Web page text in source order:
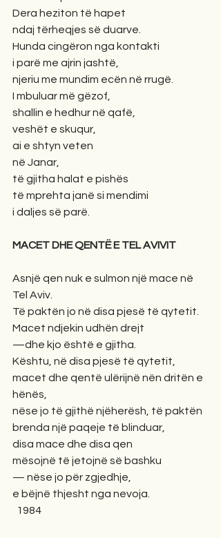
Dera heziton të hapet
ndaj tërheqjes së duarve.
Hunda cingëron nga kontakti
i parë me ajrin jashtë,
njeriu me mundim ecën në rrugë.
I mbuluar më gëzof,
shallin e hedhur në qafë,
veshët e skuqur,
ai e shtyn veten
në Janar,
të gjitha halat e pishës
të mprehta janë si mendimi
i daljes së parë.
MACET DHE QENTË E TEL AVIVIT
Asnjë qen nuk e sulmon një mace në
Tel Aviv.
Të paktën jo në disa pjesë të qytetit.
Macet ndjekin udhën drejt
—dhe kjo është e gjitha.
Kështu, në disa pjesë të qytetit,
macet dhe qentë ulërijnë nën dritën e
hënës,
nëse jo të gjithë njëherësh, të paktën
brenda një paqeje të blinduar,
disa mace dhe disa qen
mësojnë të jetojnë së bashku
— nëse jo për zgjedhje,
e bëjnë thjesht nga nevoja.
1984